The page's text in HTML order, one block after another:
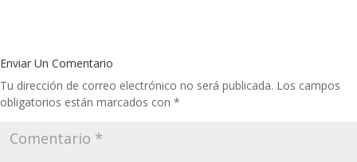
Enviar Un Comentario
Tu dirección de correo electrónico no será publicada. Los campos
obligatorios están marcados con *